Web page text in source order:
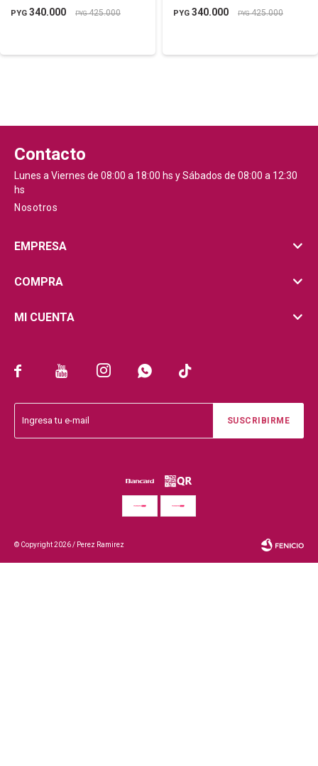
PYG 340.000 PYG425.000 PYG 340.000 PYG425.000
    
SUSCRIBIRME
Contacto
Lunes a Viernes de 08:00 a 18:00 hs y Sábados de 08:00 a 12:30
hs
Nosotros
EMPRESA
COMPRA
MI CUENTA
© Copyright 2026 / Perez Ramirez